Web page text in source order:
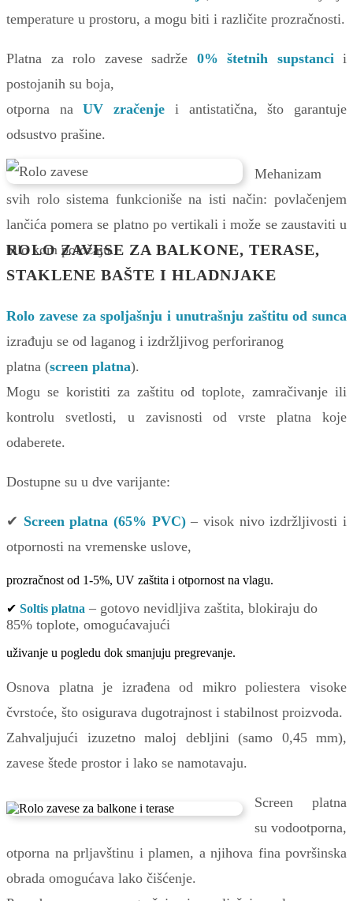
temperature u prostoru, a mogu biti i različite prozračnosti.
Platna za rolo zavese sadrže 0% štetnih supstancii
postojanih su boja,
otporna naUV zračenje i antistatična, što garantuje
odsustvo prašine.
Mehanizam
svih rolo sistema funkcioniše na isti način: povlačenjem
lančića pomera se platno po vertikali i može se zaustaviti u
bilo kom položaju.
ROLO ZAVESE ZA BALKONE, TERASE,
STAKLENE BAŠTE I HLADNJAKE
Rolo zavese za spoljašnju i unutrašnju zaštitu od sunca
izrađuju se od laganog i izdržljivog perforiranog
platna (screen platna).
Mogu se koristiti za zaštitu od toplote, zamračivanje ili
kontrolu svetlosti, u zavisnosti od vrste platna koje
odaberete.
Dostupne su u dve varijante:
✔ Screen platna (65% PVC)– visok nivo izdržljivosti i
otpornosti na vremenske uslove,
prozračnost od 1-5%, UV zaštita i otpornost na vlagu.
✔ Soltis platna – gotovo nevidljiva zaštita, blokiraju do
85% toplote, omogućavajući
uživanje u pogledu dok smanjuju pregrevanje.
Osnova platna je izrađena od mikro poliestera visoke
čvrstoće, što osigurava dugotrajnost i stabilnost proizvoda.
Zahvaljujući izuzetno maloj debljini (samo 0,45 mm),
zavese štede prostor i lako se namotavaju.
Screen platna
su vodootporna,
otporna na prljavštinu i plamen, a njihova fina površinska
obrada omogućava lako čišćenje.